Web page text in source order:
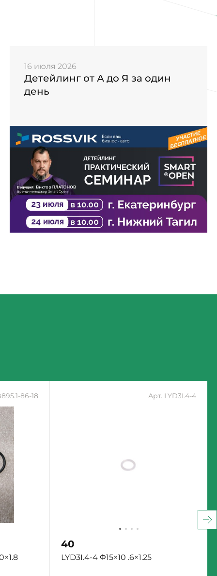
16 июля 2026
Детейлинг от А до Я за один
день
86-18 Арт. LYD3I.4-4
40
LYD3I.4-4 Φ15×10 .6×1.25